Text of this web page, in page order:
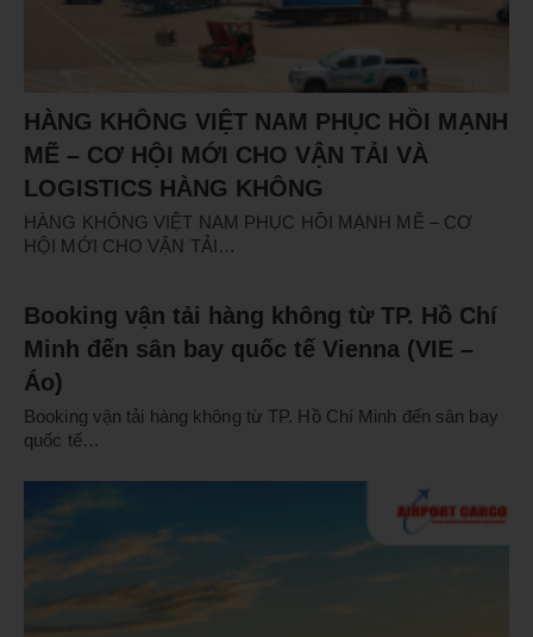
HÀNG KHÔNG VIỆT NAM PHỤC HỒI MẠNH
MẼ – CƠ HỘI MỚI CHO VẬN TẢI VÀ
LOGISTICS HÀNG KHÔNG
HÀNG KHÔNG VIỆT NAM PHỤC HỒI MẠNH MẼ – CƠ
HỘI MỚI CHO VẬN TẢI…
Booking vận tải hàng không từ TP. Hồ Chí
Minh đến sân bay quốc tế Vienna (VIE –
Áo)
Booking vận tải hàng không từ TP. Hồ Chí Minh đến sân bay
quốc tế…